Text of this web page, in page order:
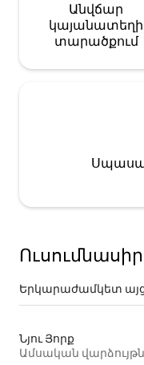
Անվճար
կայանատեղի
տարածքում
Երկարաժամկետ
Նյու Յորք
Ամսական